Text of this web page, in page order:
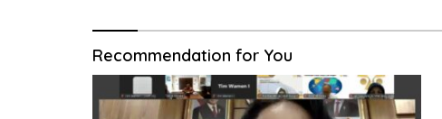
Recommendation for You